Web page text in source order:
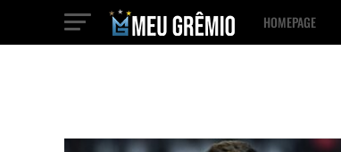
HOMEPAGE